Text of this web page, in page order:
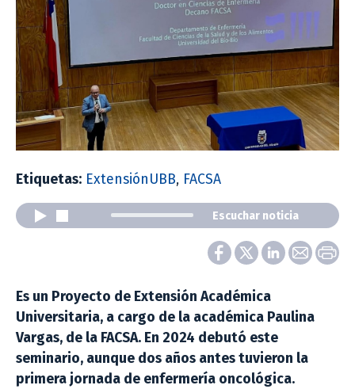
Etiquetas: ExtensiónUBB, FACSA
Escuchar noticia
Es un Proyecto de Extensión Académica
Universitaria, a cargo de la académica Paulina
Vargas, de la FACSA. En 2024 debutó este
seminario, aunque dos años antes tuvieron la
primera jornada de enfermería oncológica.